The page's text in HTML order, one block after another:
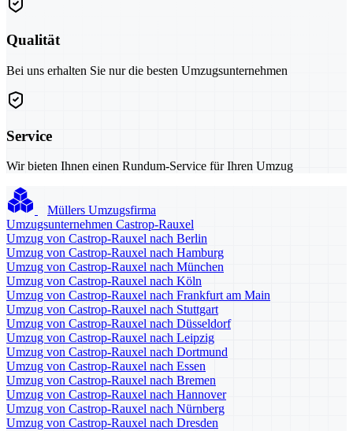
Qualität
Bei uns erhalten Sie nur die besten Umzugsunternehmen
Service
Wir bieten Ihnen einen Rundum-Service für Ihren Umzug
Müllers Umzugsfirma
Umzugsunternehmen Castrop-Rauxel
Umzug von Castrop-Rauxel nach Berlin
Umzug von Castrop-Rauxel nach Hamburg
Umzug von Castrop-Rauxel nach München
Umzug von Castrop-Rauxel nach Köln
Umzug von Castrop-Rauxel nach Frankfurt am Main
Umzug von Castrop-Rauxel nach Stuttgart
Umzug von Castrop-Rauxel nach Düsseldorf
Umzug von Castrop-Rauxel nach Leipzig
Umzug von Castrop-Rauxel nach Dortmund
Umzug von Castrop-Rauxel nach Essen
Umzug von Castrop-Rauxel nach Bremen
Umzug von Castrop-Rauxel nach Hannover
Umzug von Castrop-Rauxel nach Nürnberg
Umzug von Castrop-Rauxel nach Dresden